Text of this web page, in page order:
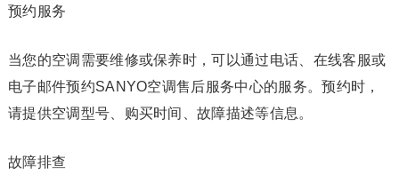
预约服务
当您的空调需要维修或保养时，可以通过电话、在线客服或
电子邮件预约SANYO空调售后服务中心的服务。预约时，
请提供空调型号、购买时间、故障描述等信息。
故障排查